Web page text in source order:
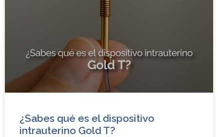
¿Sabes qué es el dispositivo
intrauterino Gold T?